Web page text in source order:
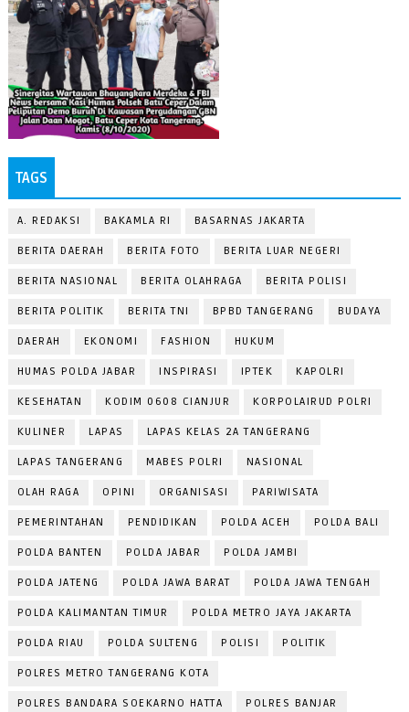
TAGS
A. REDAKSI BAKAMLA RI BASARNAS JAKARTA
BERITA DAERAH BERITA FOTO BERITA LUAR NEGERI
BERITA NASIONAL BERITA OLAHRAGA BERITA POLISI
BERITA POLITIK BERITA TNI BPBD TANGERANG BUDAYA
DAERAH EKONOMI FASHION HUKUM
HUMAS POLDA JABAR INSPIRASI IPTEK KAPOLRI
KESEHATAN KODIM 0608 CIANJUR KORPOLAIRUD POLRI
KULINER LAPAS LAPAS KELAS 2A TANGERANG
LAPAS TANGERANG MABES POLRI NASIONAL
OLAH RAGA OPINI ORGANISASI PARIWISATA
PEMERINTAHAN PENDIDIKAN POLDA ACEH POLDA BALI
POLDA BANTEN POLDA JABAR POLDA JAMBI
POLDA JATENG POLDA JAWA BARAT POLDA JAWA TENGAH
POLDA KALIMANTAN TIMUR POLDA METRO JAYA JAKARTA
POLDA RIAU POLDA SULTENG POLISI POLITIK
POLRES METRO TANGERANG KOTA
POLRES BANDARA SOEKARNO HATTA POLRES BANJAR